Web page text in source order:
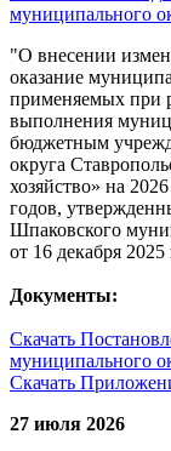
муниципального
"О внесении
оказание
применяемых при
выполнения
бюджетным
округа
хозяйство» на
годов,
Шпаковского
от 16 декабря
Документы:
Скачать
муниципального
Скачать
27 июля 2026